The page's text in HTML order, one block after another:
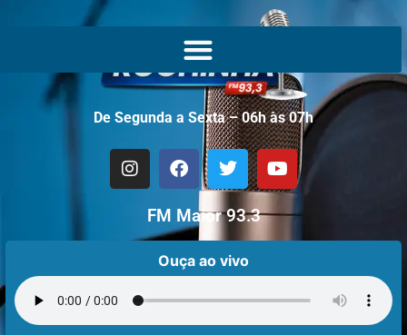
De Segunda a Sexta – 06h às 07h
FM Maior 93.3
Ouça ao vivo